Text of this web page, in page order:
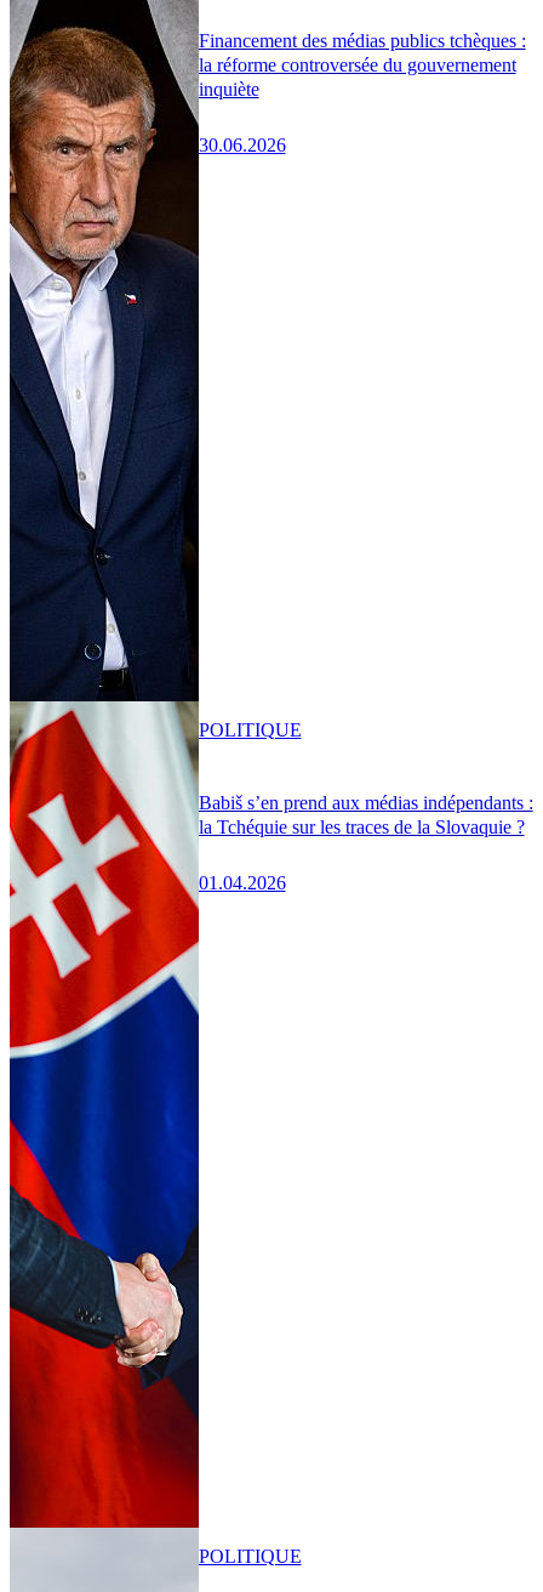
Financement des médias publics tchèques :
la réforme controversée du gouvernement
inquiète
30.06.2026
Babiš s’en prend aux médias indépendants :
la Tchéquie sur les traces de la Slovaquie ?
01.04.2026
POLITIQUE
POLITIQUE